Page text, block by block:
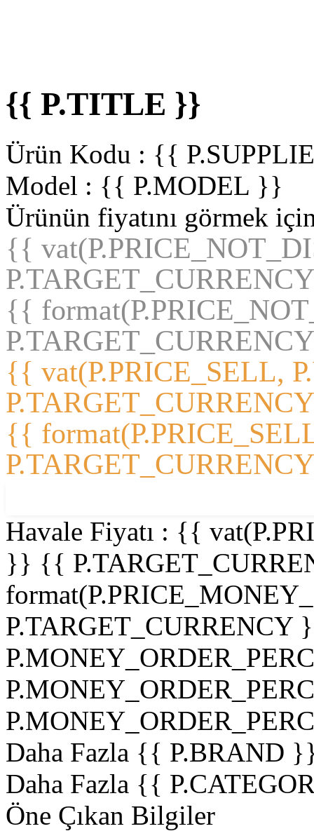
{{ P.TITLE }}
Ürün Kodu : {{
Model : {{ P.MODEL }}
Ürünün fiyatını görmek
{{
{{
{{ vat(P.PRICE_SELL,
{{
Havale Fiyatı : {{
}} {{
Daha Fazla {{ P.BRAND
Daha Fazla {{
Öne Çıkan Bilgiler